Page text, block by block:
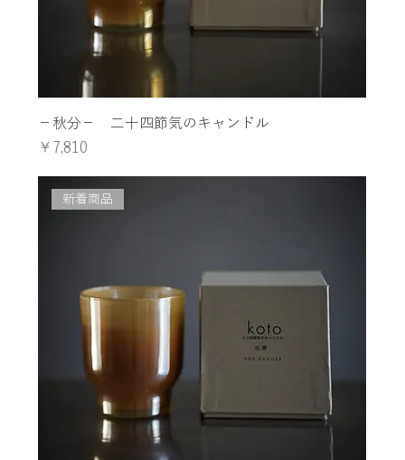
−秋分− 二十四節気のキャンドル
価格
￥7,810
新着商品